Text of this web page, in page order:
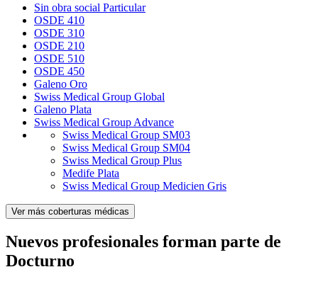
Sin obra social Particular
OSDE 410
OSDE 310
OSDE 210
OSDE 510
OSDE 450
Galeno Oro
Swiss Medical Group Global
Galeno Plata
Swiss Medical Group Advance
Swiss Medical Group SM03
Swiss Medical Group SM04
Swiss Medical Group Plus
Medife Plata
Swiss Medical Group Medicien Gris
Ver más coberturas médicas
Nuevos profesionales forman parte de
Docturno